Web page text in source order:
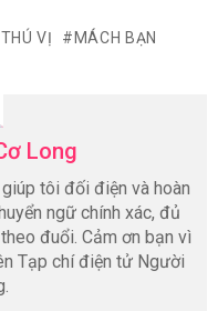
VỊ MÁCH BẠN
Long
tôi đối điện và hoàn
ngữ chính xác, đủ
đuổi. Cảm ơn bạn vì
Tạp chí điện tử Người